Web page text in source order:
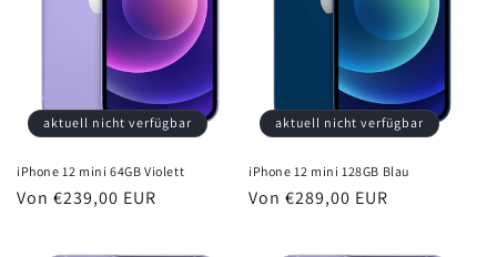
aktuell nicht verfügbar
iPhone 12 mini 64GB Violett
Normaler
Von €239,00 EUR
aktuell nicht verfügbar
iPhone 12 mini 128GB Blau
Normaler
Von €289,00 EUR